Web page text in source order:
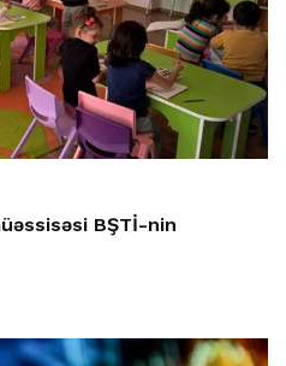
BŞTİ-nin